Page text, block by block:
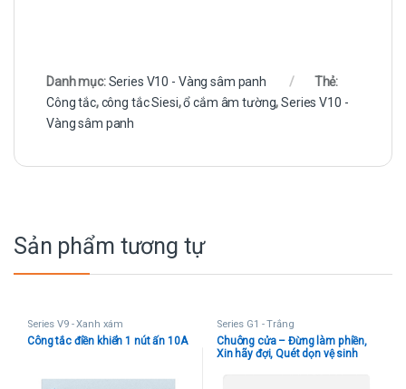
Danh mục:Series V10 - Vàng sâm panh
Thẻ:
Công tắc,công tắc Siesi,ổ cắm âm tường,Series V10 -
Vàng sâm panh
Sản phẩm tương tự
Series V9 - Xanh xám
Công tắc điền khiển 1 nút ấn 10A
Series G1 - Trắng
Chuông cửa – Đừng làm phiền,
Xin hãy đợi, Quét dọn vệ sinh